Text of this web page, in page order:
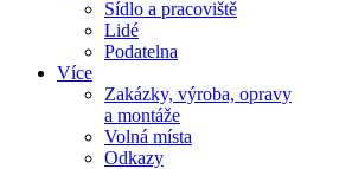
Sídlo a pracoviště
Lidé
Podatelna
Více
Zakázky, výroba, opravy
a montáže
Volná místa
Odkazy